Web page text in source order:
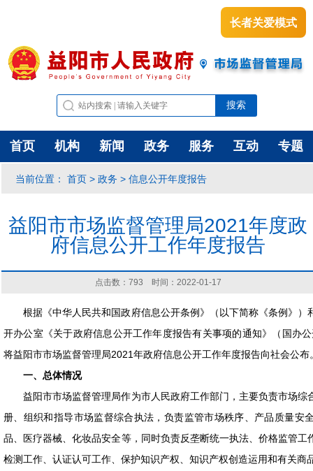
长者关爱模式
首页 机构 新闻 政务 服务 互动 专题
当前位置： 首页 > 政务 > 信息公开年度报告
益阳市市场监督管理局2021年度政
府信息公开工作年度报告
点击数： 793 时间：2022-01-17
根据《中华人民共和国政府信息公开条例》（以下简称《条例》）
开办公室《关于政府信息公开工作年度报告有关事项的通知》（国办
将益阳市市场监督管理局2021年政府信息公开工作年度报告向社会公布
一、总体情况
益阳市市场监督管理局作为市人民政府工作部门，主要负责市场综
册、组织和指导市场监督综合执法，负责监管市场秩序、产品质量安
品、医疗器械、化妆品安全等，同时负责反垄断统一执法、价格监管工
检测工作、认证认可工作、保护知识产权、知识产权创造运用和有关商